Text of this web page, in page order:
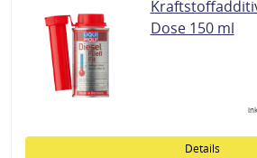
Dose 150 ml
Details